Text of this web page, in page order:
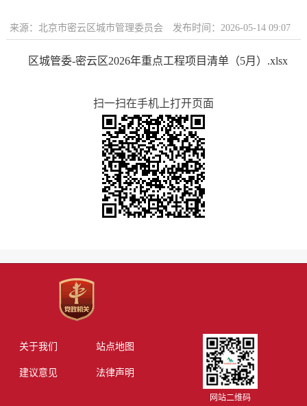
来源：北京市密云区城市管理委员会 发布时间：2026-05-14 09:07
区城管委-密云区2026年重点工程项目清单（5月）.xlsx
扫一扫在手机上打开页面
关于我们 站点地图
建议意见 法律声明
网站二维码